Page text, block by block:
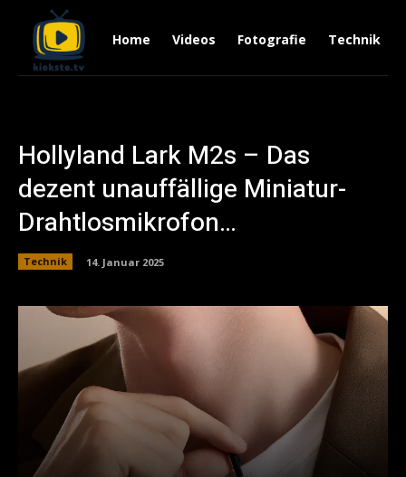
Home Videos Fotografie Technik
Hollyland Lark M2s – Das
dezent unauffällige Miniatur-
Drahtlosmikrofon…
Technik 14. Januar 2025